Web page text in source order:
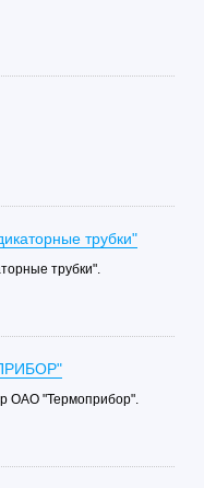
трубки"
трубки".
ОАО "Термоприбор".